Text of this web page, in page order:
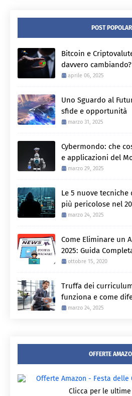
POST POPOLARI
Bitcoin e
davvero cambiando?
aprile 06, 2025
Uno Sguardo al
sfide e opportunità
marzo 31, 2025
Cybermondo: che
e applicazioni del
marzo 29, 2025
Le 5 nuove
più pericolose nel
marzo 24, 2025
Come Eliminare un
2025: Guida
ottobre 15, 2020
Truffa dei
funziona e come
marzo 24, 2025
OFFERTE
Clicca per le